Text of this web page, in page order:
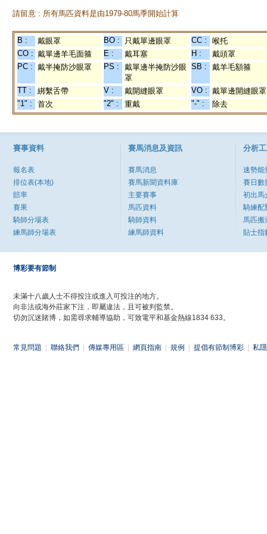
請留意 : 所有馬匹資料是由1979-80馬季開始計算
B : 戴眼罩 BO : 只戴單邊眼罩 CC :
喉托
CO : 戴單邊羊毛面箍 E : 戴耳塞 H :
戴頭罩
PC : 戴半掩防沙眼罩 PS :
戴單邊半掩防沙眼
罩
SB : 戴羊毛額箍
TT : 綁繫舌帶 V : 戴開縫眼罩 VO : 戴單邊開縫眼罩
"1" :
首次 "2" : 重戴 "-" : 除去
賽事資料
報名表
排位表(本地)
賠率
賽果
騎師分場表
練馬師分場表
賽馬消息及資訊
賽馬消息
賽馬新聞資料庫
主要賽事
馬匹資料
騎師資料
練馬師資料
分析
速勢能
賽日數
初出馬
騎練配
馬匹搬
貼士指
博彩要有節制
未滿十八歲人士不得投注或進入可投注的地方。
向非法或海外莊家下注，即屬違法，且可被判監禁。
切勿沉迷賭博，如需尋求輔導協助，可致電平和基金熱線1834 633。
常見問題 聯絡我們 傳媒專用區 網頁指南 規例 提倡有節制博彩 私